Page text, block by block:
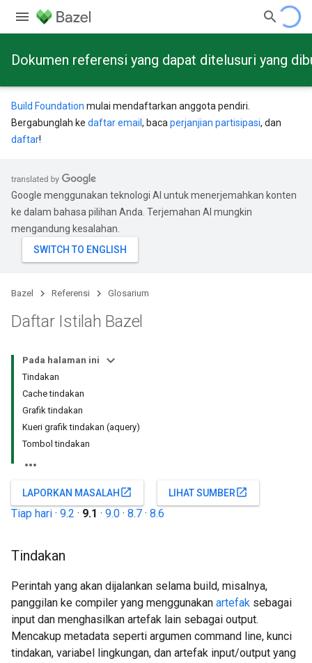
Dokumen referensi yang dapat ditelusuri yang
Build Foundation mulai mendaftarkan anggota pendiri.
Bergabunglah ke daftar email , baca perjanjian partisipasi, dan
daftar!
Google menggunakan teknologi AI untuk menerjemahkan konten
ke dalam bahasa pilihan Anda. Terjemahan AI mungkin
mengandung kesalahan.
Bazel Referensi Glosarium
Daftar Istilah Bazel
Pada halaman ini
Tindakan
Cache tindakan
Grafik tindakan
Kueri grafik tindakan (aquery)
Tombol tindakan
LAPORKAN MASALAH open_in_new LIHAT SUMBERopen_in_new
Tiap hari · 9.2 · 9.1 · 9.0 · 8.7 · 8.6
Tindakan
Perintah yang akan dijalankan selama build, misalnya,
panggilan ke compiler yang menggunakan artefak sebagai
input dan menghasilkan artefak lain sebagai output.
Mencakup metadata seperti argumen command line, kunci
tindakan, variabel lingkungan, dan artefak input/output yang